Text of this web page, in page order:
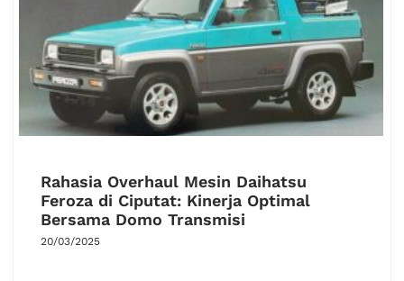
Rahasia Overhaul Mesin Daihatsu
Feroza di Ciputat: Kinerja Optimal
Bersama Domo Transmisi
20/03/2025